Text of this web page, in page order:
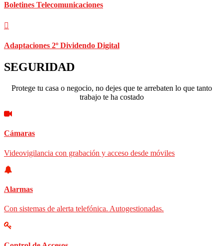
Boletines Telecomunicaciones
Adaptaciones 2º Dividendo Digital
SEGURIDAD
Protege tu casa o negocio, no dejes que te arrebaten lo que tanto
trabajo te ha costado
Cámaras
Videovigilancia con grabación y acceso desde móviles
Alarmas
Con sistemas de alerta telefónica. Autogestionadas.